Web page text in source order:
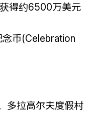
得约6500万美元
念币(Celebration
多拉高尔夫度假村